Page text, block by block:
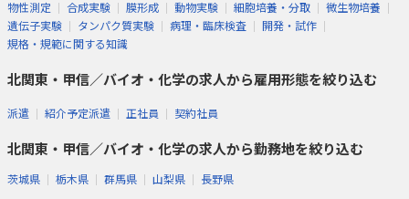
物性測定
合成実験 膜形成 動物実験 細胞培養・分取
微生物培養
遺伝子実験
タンパク質実験 病理・臨床検査
開発・試作
規格・規範に関する知識
北関東・甲信／バイオ・化学の求人から雇用形態を絞り込む
派遣 紹介予定派遣 正社員 契約社員
北関東・甲信／バイオ・化学の求人から勤務地を絞り込む
茨城県 栃木県 群馬県 山梨県 長野県